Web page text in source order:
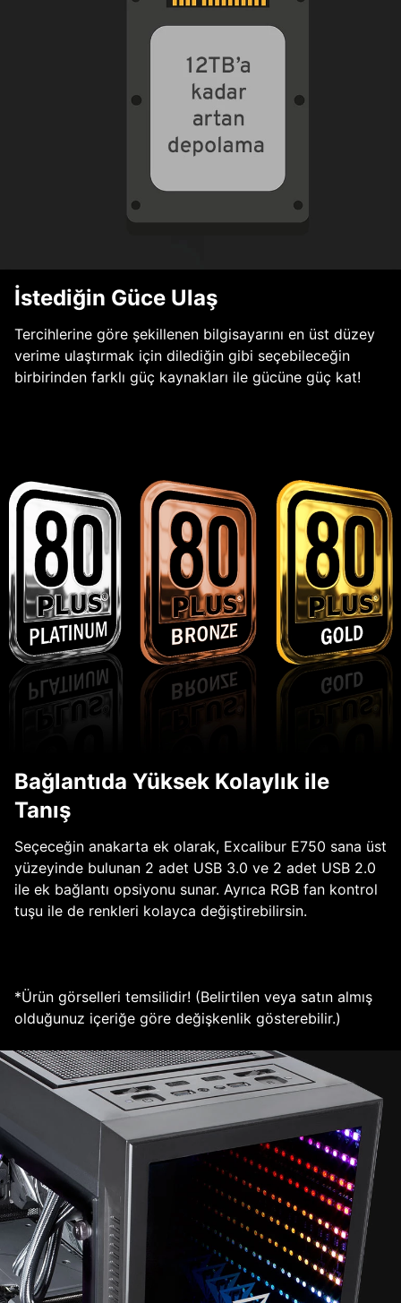
İstediğin Güce Ulaş
Tercihlerine göre şekillenen bilgisayarını en üst düzey
verime ulaştırmak için dilediğin gibi seçebileceğin
birbirinden farklı güç kaynakları ile gücüne güç kat!
Bağlantıda Yüksek Kolaylık ile
Tanış
Seçeceğin anakarta ek olarak, Excalibur E750 sana üst
yüzeyinde bulunan 2 adet USB 3.0 ve 2 adet USB 2.0
ile ek bağlantı opsiyonu sunar. Ayrıca RGB fan kontrol
tuşu ile de renkleri kolayca değiştirebilirsin.
*Ürün görselleri temsilidir! (Belirtilen veya satın almış
olduğunuz içeriğe göre değişkenlik gösterebilir.)